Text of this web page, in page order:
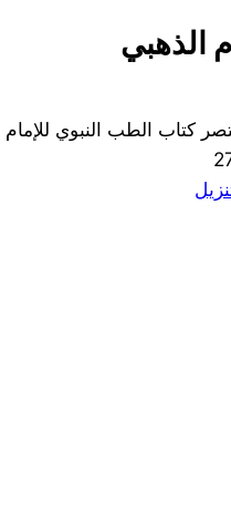
الذهبي
كتاب الطب النبوي للإمام